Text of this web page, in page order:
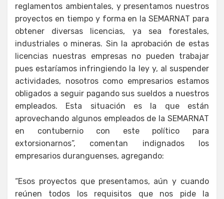
reglamentos ambientales, y presentamos nuestros
proyectos en tiempo y forma en la SEMARNAT para
obtener diversas licencias, ya sea forestales,
industriales o mineras. Sin la aprobación de estas
licencias nuestras empresas no pueden trabajar
pues estaríamos infringiendo la ley y, al suspender
actividades, nosotros como empresarios estamos
obligados a seguir pagando sus sueldos a nuestros
empleados. Esta situación es la que están
aprovechando algunos empleados de la SEMARNAT
en contubernio con este político para
extorsionarnos”, comentan indignados los
empresarios duranguenses, agregando:
“Esos proyectos que presentamos, aún y cuando
reúnen todos los requisitos que nos pide la